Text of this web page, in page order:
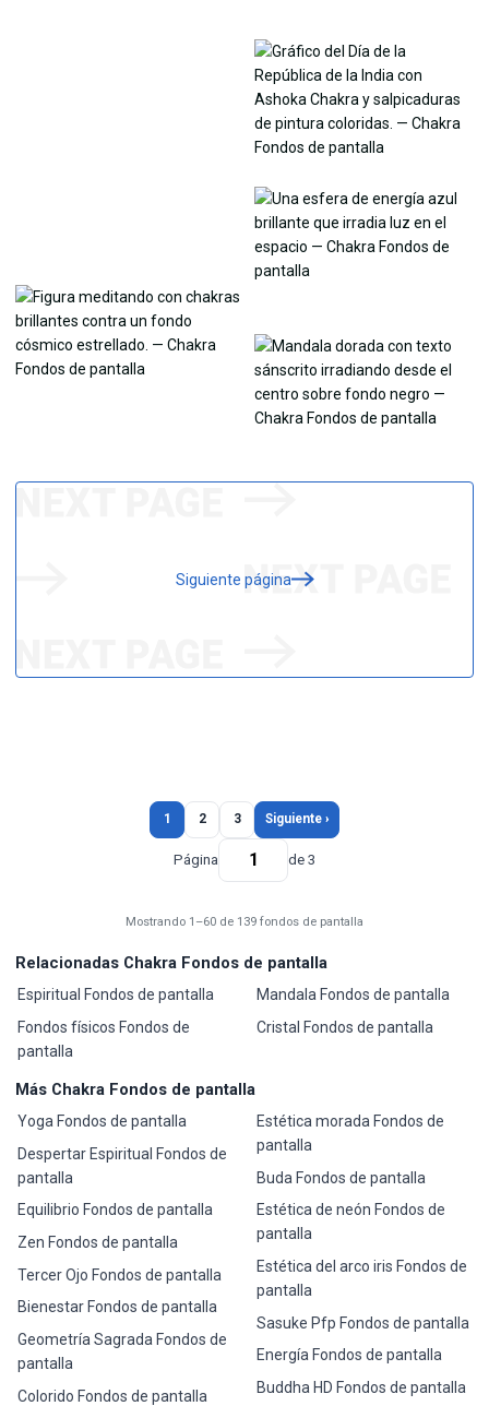
Siguiente página
1 2 3 Siguiente ›
Página de 3
Mostrando 1–60 de 139 fondos de pantalla
Relacionadas Chakra Fondos de pantalla
Espiritual Fondos de pantalla
Fondos físicos Fondos de
pantalla
Mandala Fondos de pantalla
Cristal Fondos de pantalla
Más Chakra Fondos de pantalla
Yoga Fondos de pantalla
Despertar Espiritual Fondos de
pantalla
Equilibrio Fondos de pantalla
Zen Fondos de pantalla
Tercer Ojo Fondos de pantalla
Bienestar Fondos de pantalla
Geometría Sagrada Fondos de
pantalla
Colorido Fondos de pantalla
Estética morada Fondos de
pantalla
Buda Fondos de pantalla
Estética de neón Fondos de
pantalla
Estética del arco iris Fondos de
pantalla
Sasuke Pfp Fondos de pantalla
Energía Fondos de pantalla
Buddha HD Fondos de pantalla